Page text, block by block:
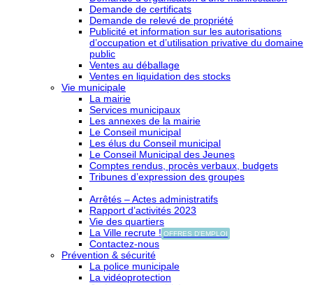
Demande de certificats
Demande de relevé de propriété
Publicité et information sur les autorisations
d’occupation et d’utilisation privative du domaine
public
Ventes au déballage
Ventes en liquidation des stocks
Vie municipale
La mairie
Services municipaux
Les annexes de la mairie
Le Conseil municipal
Les élus du Conseil municipal
Le Conseil Municipal des Jeunes
Comptes rendus, procès verbaux, budgets
Tribunes d’expression des groupes
Arrêtés – Actes administratifs
Rapport d’activités 2023
Vie des quartiers
La Ville recrute ! OFFRES D'EMPLOI
Contactez-nous
Prévention & sécurité
La police municipale
La vidéoprotection